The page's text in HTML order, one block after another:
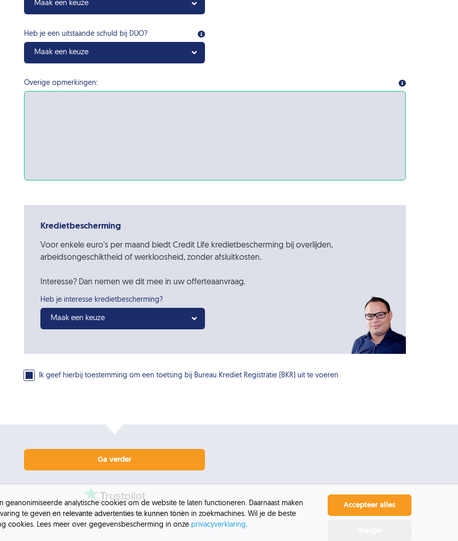
Maak een keuze
Heb je een uitstaande schuld bij DUO?
Maak een keuze
Overige opmerkingen:
Kredietbescherming
Voor enkele euro’s per maand biedt Credit Life kredietbescherming bij overlijden,
arbeidsongeschiktheid of werkloosheid, zonder afsluitkosten.
Interesse? Dan nemen we dit mee in uw offerteaanvraag.
Heb je interesse kredietbescherming?
Maak een keuze
Ik geef hierbij toestemming om een toetsing bij Bureau Krediet Registratie (BKR) uit te voeren
Ga verder
Op trustpilot.com scoren wij een4.9
geanonimiseerde analytische cookies om de website te laten functioneren. Daarnaast maken
te geven en relevante advertenties te kunnen tonen in zoekmachines. Wil je de beste
cookies. Lees meer over gegevensbescherming in onze privacyverklaring.
Accepteer alles